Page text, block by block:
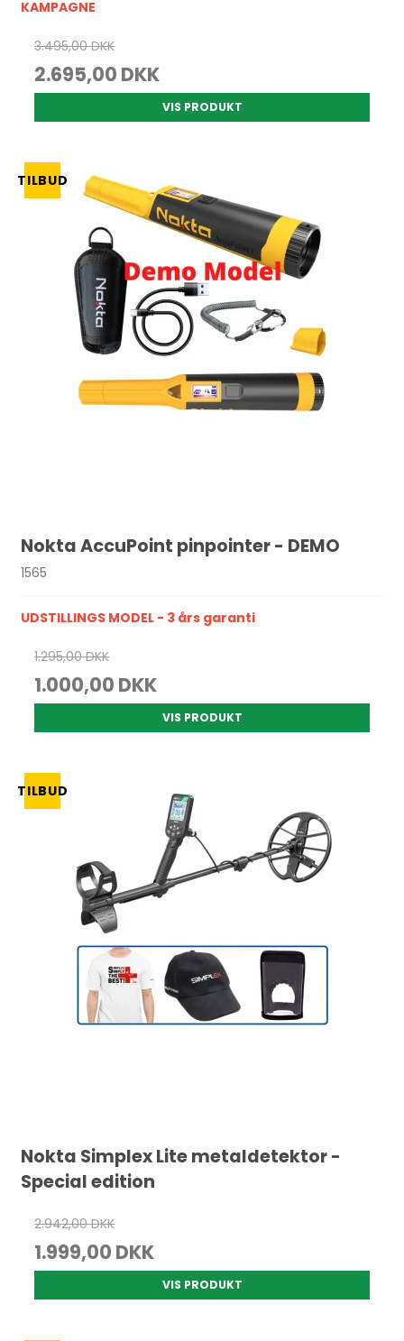
KAMPAGNE
3.495,00 DKK
2.695,00 DKK
VIS PRODUKT
TILBUD
Nokta AccuPoint pinpointer - DEMO
1565
UDSTILLINGS MODEL - 3 års garanti
1.295,00 DKK
1.000,00 DKK
VIS PRODUKT
TILBUD
Nokta Simplex Lite metaldetektor -
Special edition
2.942,00 DKK
1.999,00 DKK
VIS PRODUKT